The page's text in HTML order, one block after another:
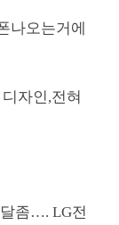
나오는거에
자인,전혀
좀…. LG전